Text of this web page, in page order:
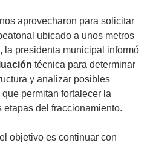
aprovecharon para solicitar
ubicado a unos metros
la presidenta municipal informó
técnica para determinar
y analizar posibles
permitan fortalecer la
del fraccionamiento.
objetivo es continuar con